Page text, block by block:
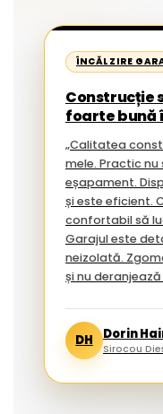
ÎNCĂLZIRE
Construcție
foarte bună
„Calitatea
mele. Practic nu se vede fum din
eșapament.
și este eficient.
confortabil să lucrezi doar cu
Garajul este
neizolată.
DH Dorin
Sirocou